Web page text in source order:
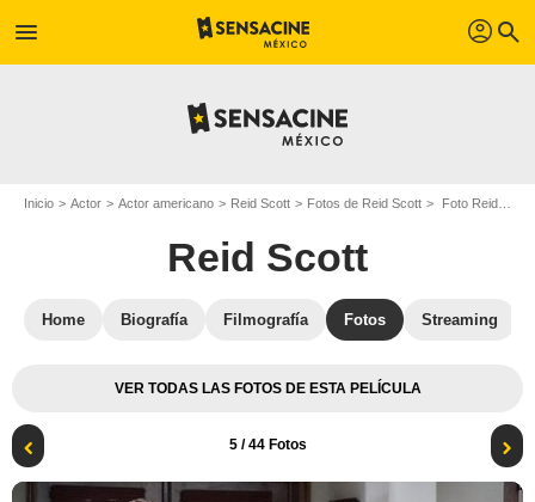
menu profil search
Inicio Actor Actor americano Reid Scott Fotos de Reid Scott Foto Reid Scott
Reid Scott
Home Biografía Filmografía Fotos Streaming
VER TODAS LAS FOTOS DE ESTA PELÍCULA
5/ 44 Fotos